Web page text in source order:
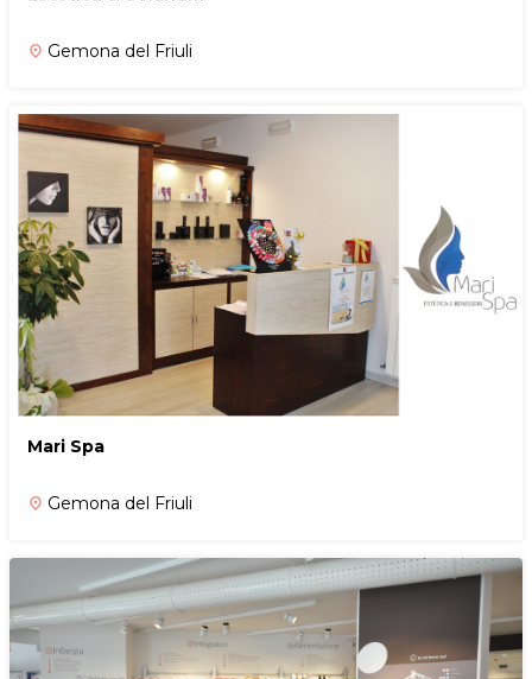
place Gemona del Friuli
Mari Spa
place Gemona del Friuli